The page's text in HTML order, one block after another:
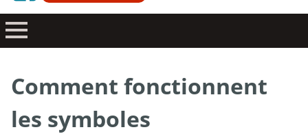
Comment fonctionnent
les symboles